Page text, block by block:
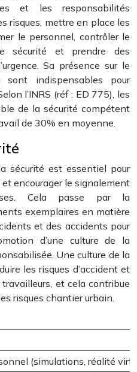
et les responsabilités
risques, mettre en place les
le personnel, contrôler le
sécurité et prendre des
Sa présence sur le
indispensables pour
l’INRS (réf : ED 775), les
de la sécurité compétent
de 30% en moyenne.
sécurité est essentiel pour
encourager le signalement
Cela passe par la
exemplaires en matière
et des accidents pour
d’une culture de la
Une culture de la
les risques d’accident et
et cela contribue
risques chantier urbain.
(simulations, réalité